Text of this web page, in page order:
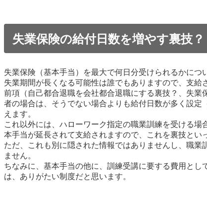
失業保険の給付日数を増やす裏技？
失業保険（基本手当）を最大で何日分受けられるかにつ
失業期間が長くなる可能性は誰でもありますので、支給
前項（自己都合退職を会社都合退職にする裏技？、失
者の場合は、そうでない場合よりも給付日数が多く設
えます。
これ以外には、ハローワーク指定の職業訓練を受ける
本手当が延長されて支給されますので、これを裏技とい
ただ、これも別に隠された情報ではありませんし、職
ません。
ちなみに、基本手当の他に、訓練受講に要する費用と
は、ありがたい制度だと思います。